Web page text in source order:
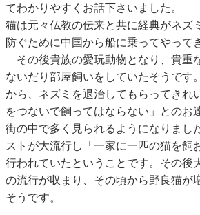
てわかりやすくお話下さいました。
猫は元々仏教の伝来と共に経典がネズ
防ぐために中国から船に乗ってやって
その後貴族の愛玩動物となり、貴重
ないだり部屋飼いをしていたそうです
から、ネズミを退治してもらってきれ
をつないで飼ってはならない」とのお
街の中で多く見られるようになりまし
ストが大流行し「一家に一匹の猫を飼
行われていたということです。その後
の流行が収まり、その頃から野良猫が
そうです。